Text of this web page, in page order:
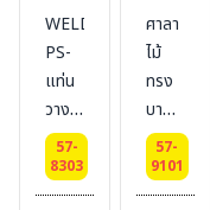
WELDING-
PS-
แท่น
วาง
ถัง
ขยะ
ขนาด
57-
8303
ศาลา
ไม้
ทรง
บาหลี
ขนาด
พื้น
2.00
57-
9101